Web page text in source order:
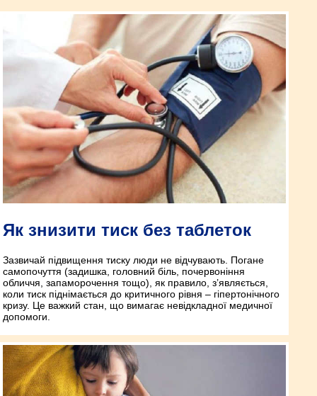
Як знизити тиск без таблеток
Зазвичай підвищення тиску люди не відчувають. Погане
самопочуття (задишка, головний біль, почервоніння
обличчя, запаморочення тощо), як правило, з’являється,
коли тиск піднімається до критичного рівня – гіпертонічного
кризу. Це важкий стан, що вимагає невідкладної медичної
допомоги.